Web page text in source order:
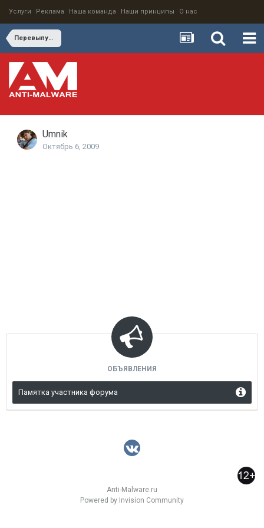
Услуги Реклама Наша команда Наши принципы О нас
Перевыпуск баз сигнатур drw50040.vdb (drw4449h.vdb)
Umnik
Октябрь 6, 2009
ОБЪЯВЛЕНИЯ
Памятка участника форума
Anti-Malware.ru
Powered by Invision Community